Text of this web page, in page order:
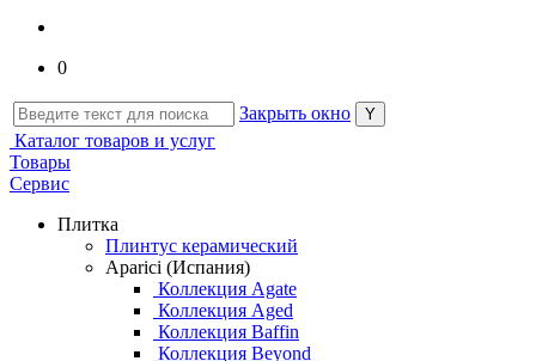
0
Закрыть окно
Каталог товаров и услуг
Товары
Сервис
Плитка
Плинтус керамический
Aparici (Испания)
Коллекция Agate
Коллекция Aged
Коллекция Baffin
Коллекция Beyond